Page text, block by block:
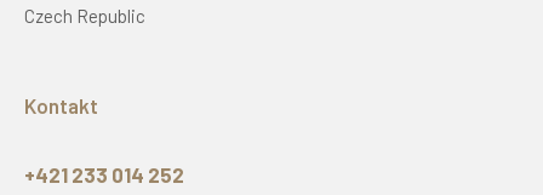
Czech Republic
Kontakt
+421 233 014 252